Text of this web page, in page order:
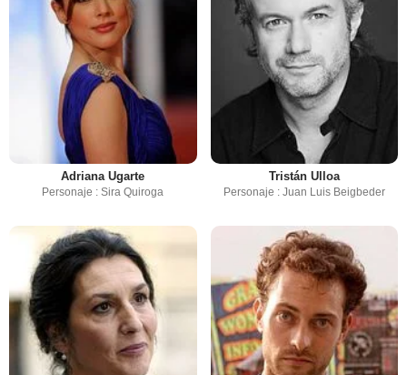
Adriana Ugarte
Personaje : Sira Quiroga
Tristán Ulloa
Personaje : Juan Luis Beigbeder